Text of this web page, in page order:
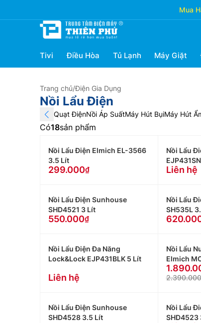
Mua
Tivi Điều Hòa Tủ Lạnh Máy Giặt
Trang chủ/Điện Gia Dụng
Nồi Lẩu Điện
Quạt ĐiệnNồi Áp SuấtMáy Hút BụiMáy Hút
Có18sản phẩm
Nồi Lẩu Điện Elmich EL-3566
3.5 Lít
299.000
Nồi Lẩu
Liên hệ
Nồi Lẩu Điện Sunhouse
SHD4521 3 Lít
550.000
Nồi Lẩu
SH535L
Nồi Lẩu Điện Đa Năng
Lock&Lock EJP431BLK 5 Lít
Liên hệ
Nồi Lẩu
Elmich
2.390.000
Nồi Lẩu Điện Sunhouse
SHD4528 3.5 Lít
Nồi Lẩu
SHD4523